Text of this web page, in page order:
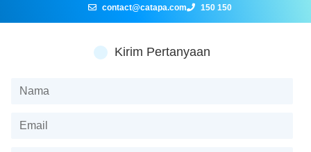
contact@catapa.com 150 150
Kirim Pertanyaan